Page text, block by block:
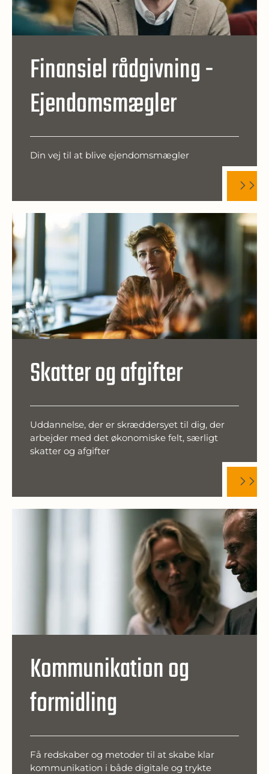
Finansiel rådgivning -
Ejendomsmægler
Din vej til at blive ejendomsmægler
Skatter og afgifter
Uddannelse, der er skræddersyet til dig, der
arbejder med det økonomiske felt, særligt
skatter og afgifter
Kommunikation og
formidling
Få redskaber og metoder til at skabe klar
kommunikation i både digitale og trykte